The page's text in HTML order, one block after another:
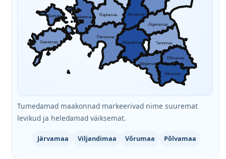
Hiiumaa
Saaremaa
Pärnumaa
Läänemaa Raplamaa Järvamaa
Jõgevamaa
Viljandimaa Tartumaa
Põlvamaa
Võrumaa
Valgamaa
Tumedamad maakonnad markeerivad nime suuremat
levikud ja heledamad väiksemat.
Järvamaa Viljandimaa Võrumaa Põlvamaa